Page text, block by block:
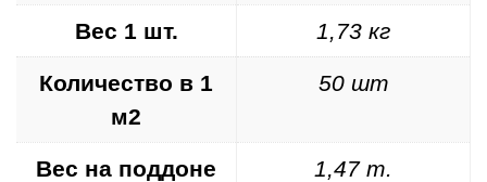
Вес 1 шт. 1,73 кг
Количество в 1
м2
50 шт
Вес на поддоне 1,47 т.